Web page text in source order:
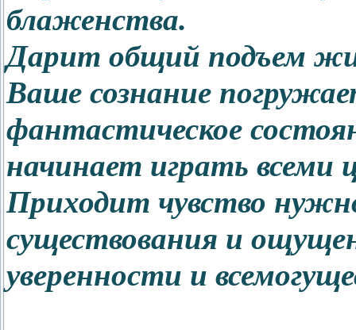
блаженства.
Дарит общий подъем
Ваше сознание
фантастическое
начинает играть всеми
Приходит чувство
существования и
уверенности и